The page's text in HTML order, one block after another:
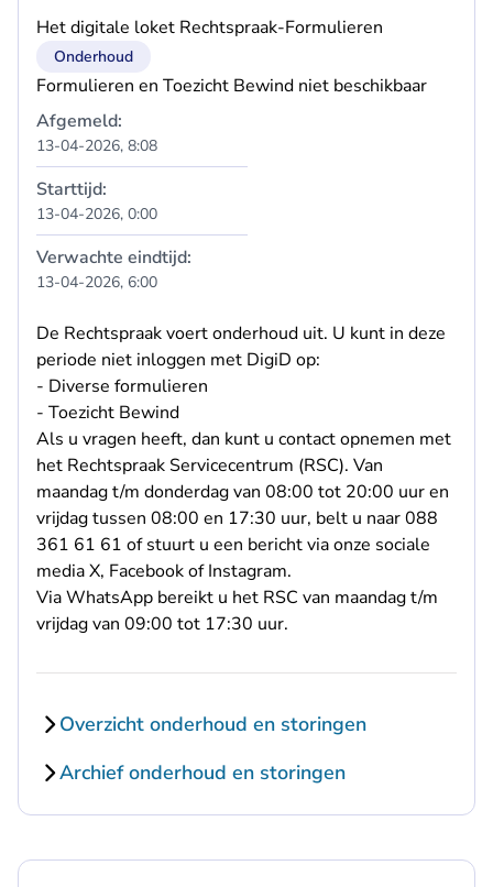
Het digitale loket Rechtspraak-Formulieren
Onderhoud
Formulieren en Toezicht Bewind niet beschikbaar
Afgemeld:
13-04-2026, 8:08
Starttijd:
13-04-2026, 0:00
Verwachte eindtijd:
13-04-2026, 6:00
De Rechtspraak voert onderhoud uit. U kunt in deze
periode niet inloggen met DigiD op:
- Diverse formulieren
- Toezicht Bewind
Als u vragen heeft, dan kunt u contact opnemen met
het Rechtspraak Servicecentrum (RSC). Van
maandag t/m donderdag van 08:00 tot 20:00 uur en
vrijdag tussen 08:00 en 17:30 uur, belt u naar 088
361 61 61 of stuurt u een bericht via onze sociale
mediaX, FacebookofInstagram.
ViaWhatsApp bereikt u het RSC van maandag t/m
vrijdag van 09:00 tot 17:30 uur.
Overzicht onderhoud en storingen
Archief onderhoud en storingen